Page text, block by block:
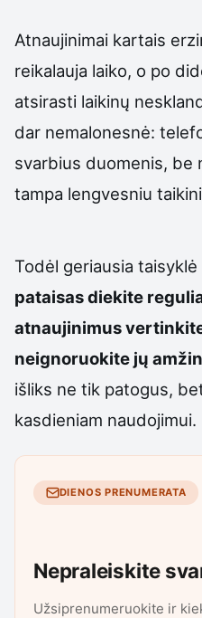
Atnaujinimai kartais
reikalauja laiko, o po
atsirasti laikinų
dar nemalonesnė:
svarbius duomenis, be
tampa lengvesniu
Todėl geriausia taisyklė
pataisas diekite
atnaujinimus
neignoruokite jų
išliks ne tik patogus,
kasdieniam naudojimui.
DIENOS PRENUMERATA
Nepraleiskite
Užsiprenumeruokite ir